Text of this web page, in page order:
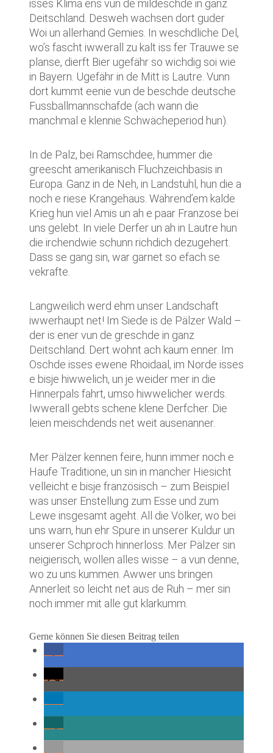
isses Klima ens vun de mildeschde in ganz
Deitschland. Desweh wachsen dort guder
Woi un allerhand Gemies. In weschdliche Del,
wo’s fascht iwwerall zu kalt iss fer Trauwe se
planse, dierft Bier ugefähr so wichdig soi wie
in Bayern. Ugefähr in de Mitt is Lautre. Vunn
dort kummt eenie vun de beschde deutsche
Fussballmannschafde (ach wann die
manchmal e klennie Schwächeperiod hun).
In de Palz, bei Ramschdee, hummer die
greescht amerikanisch Fluchzeichbasis in
Europa. Ganz in de Neh, in Landstuhl, hun die a
noch e riese Krangehaus. Während’em kalde
Krieg hun viel Amis un ah e paar Franzose bei
uns gelebt. In viele Derfer un ah in Lautre hun
die irchendwie schunn richdich dezugehert.
Dass se gang sin, war garnet so efach se
vekrafte.
Langweilich werd ehm unser Landschaft
iwwerhaupt net! Im Siede is de Pälzer Wald –
der is ener vun de greschde in ganz
Deitschland. Dert wohnt ach kaum enner. Im
Oschde isses ewene Rhoidaal, im Norde isses
e bisje hiwwelich, un je weider mer in die
Hinnerpals fahrt, umso hiwwelicher werds.
Iwwerall gebts schene klene Derfcher. Die
leien meischdends net weit ausenanner.
Mer Pälzer kennen feire, hunn immer noch e
Haufe Traditione, un sin in mancher Hiesicht
velleicht e bisje französisch – zum Beispiel
was unser Enstellung zum Esse und zum
Lewe insgesamt ageht. All die Völker, wo bei
uns warn, hun ehr Spure in unserer Kuldur un
unserer Schproch hinnerloss. Mer Pälzer sin
neigierisch, wollen alles wisse – a vun denne,
wo zu uns kummen. Awwer uns bringen
Annerleit so leicht net aus de Ruh – mer sin
noch immer mit alle gut klarkumm.
Gerne können Sie diesen Beitrag teilen